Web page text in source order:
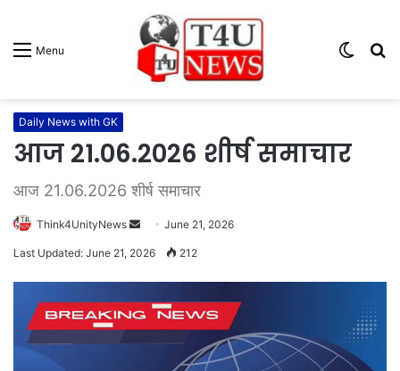
Menu
Switch
Daily News with GK
आज 21.06.2026 शीर्ष समाचार
आज 21.06.2026 शीर्ष समाचार
Think4UnityNews
a
n
June 21, 2026
Last Updated: June 21, 2026 212